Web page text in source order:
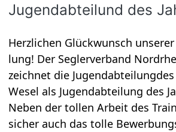
Jugend­ab­tei­lund des
Herz­li­chen Glück­wunsch
lung! Der Seg­ler­ver­band
zeich­net die Jugend­ab­tei­lung­des
Wesel als Jugend­ab­tei­lung des
Neben der tol­len Arbeit des
sicher auch das tolle